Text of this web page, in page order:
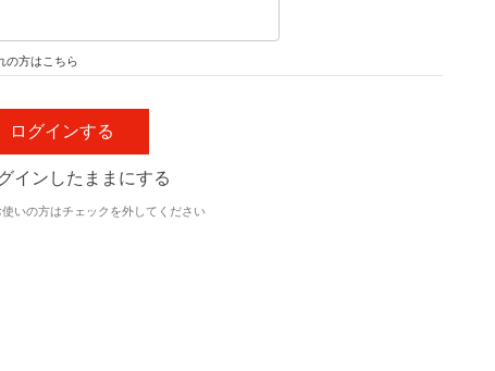
の方はこちら
インしたままにする
いの方はチェックを外してください